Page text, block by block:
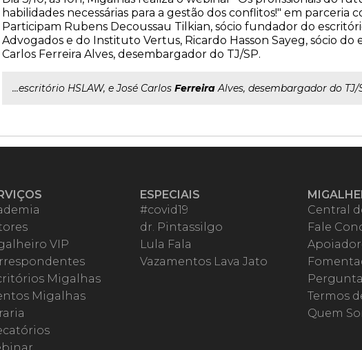
habilidades necessárias para a gestão dos conflitos!" em parceria
Participam Rubens Decoussau Tilkian, sócio fundador do
Advogados e do Instituto Vertus, Ricardo Hasson Sayeg, sócio do
Carlos Ferreira Alves, desembargador do TJ/SP.
...escritório HSLAW, e José Carlos FerreiraAlves, desembargador do TJ/
VIP
Migalhas
Migalhas
ESPECIAIS
#covid19
dr. Pintassilgo
Lula Fala
Vazamentos Lava Jato
Central
Fale
Termos
Quem